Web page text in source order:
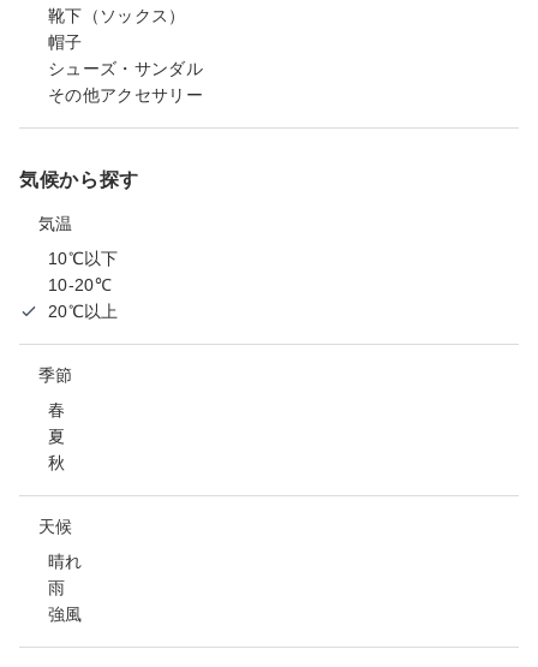
靴下（ソックス）
帽子
シューズ・サンダル
その他アクセサリー
気候から探す
気温
10℃以下
10-20℃
20℃以上
季節
春
夏
秋
天候
晴れ
雨
強風